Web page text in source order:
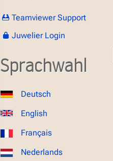
Teamviewer Support
Juwelier Login
Sprachwahl
Deutsch
English
Français
Nederlands